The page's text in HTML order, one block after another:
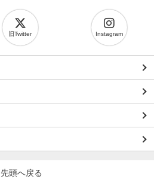
旧Twitter Instagram
先頭へ戻る